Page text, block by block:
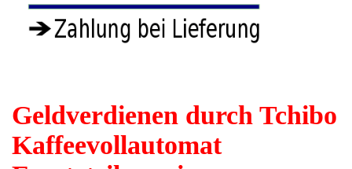
Wasser Schlauch
Anschluss
zzgl. Versand
Satz Diverses
Tchibo 370635
9.90€
Wasser Schlauch
Anschluss
Endkundenpreis
zzgl. Versand